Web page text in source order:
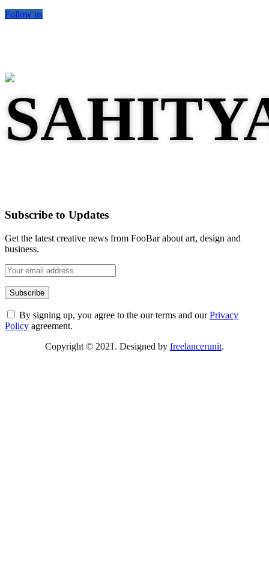
Follow us
Subscribe to Updates
Get the latest creative news from FooBar about art, design and
business.
By signing up, you agree to the our terms and ourPrivacy
Policy agreement.
Copyright © 2021. Designed by freelancerunit.